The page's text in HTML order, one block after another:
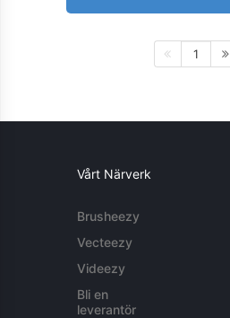
1
Vårt Närverk
Brusheezy
Vecteezy
Videezy
Bli en
leverantör